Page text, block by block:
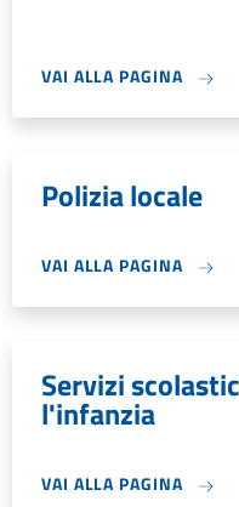
VAI ALLA PAGINA
Polizia locale
VAI ALLA PAGINA
Servizi
l'infanzia
VAI ALLA PAGINA